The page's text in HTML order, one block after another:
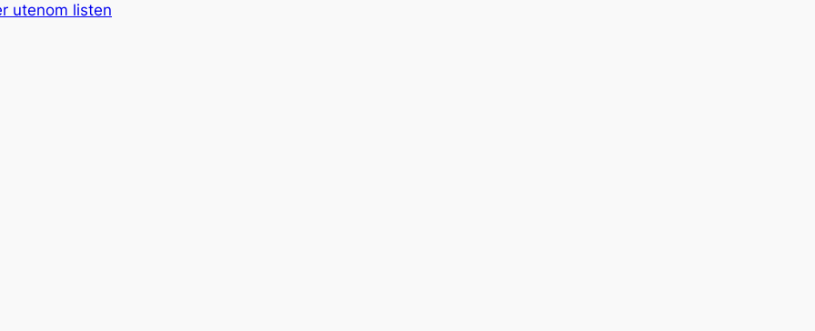
utenom listen